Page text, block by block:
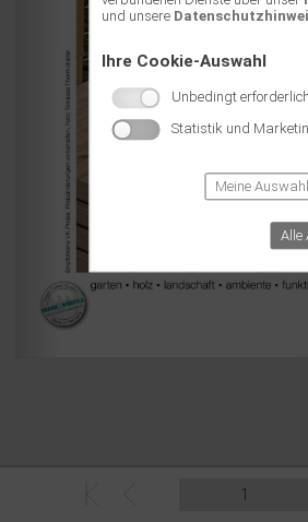
und unsere
Ihre Cookie-Auswahl
Unbedingt erforderlich
Statistik und
Meine
Alle